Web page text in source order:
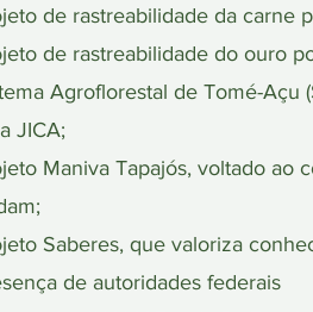
de rastreabilidade da carne
de rastreabilidade do ouro
Agroflorestal de Tomé-Açu
JICA;
Maniva Tapajós, voltado ao
Saberes, que valoriza
de autoridades federais